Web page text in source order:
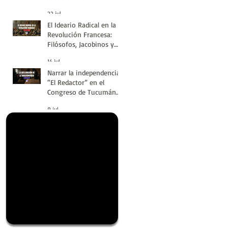
as | Huellas de la
Historia
22 jul
El Ideario Radical en la
Revolución Francesa:
Filósofos, Jacobinos y
Historia
14 jul
Narrar la independencia:
“El Redactor” en el
Congreso de Tucumán
Huellas de la Historia
9 jul